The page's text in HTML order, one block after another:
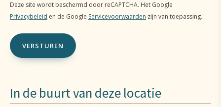
Deze site wordt beschermd door reCAPTCHA. Het Google
Privacybeleid en de Google Servicevoorwaarden zijn van toepassing.
In de buurt van deze locatie